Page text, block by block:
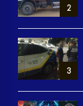
2
3